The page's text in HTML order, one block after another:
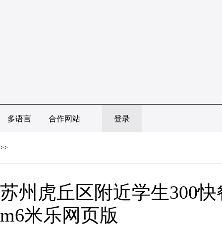
多语言 合作网站 登录
>>
苏州虎丘区附近学生300
m6米乐网页版